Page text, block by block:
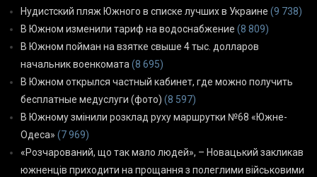
Нудистский пляж Южного в списке лучших в Украине (9 738)
В Южном изменили тариф на водоснабжение (8 809)
В Южном пойман на взятке свыше 4 тыс. долларов
начальник военкомата (8 695)
В Южном открылся частный кабинет, где можно получить
бесплатные медуслуги (фото) (8 597)
В Южному змінили розклад руху маршрутки №68 «Южне-
Одеса» (7 969)
«Розчарований, що так мало людей», – Новацький закликав
южненців приходити на прощання з полеглими військовими